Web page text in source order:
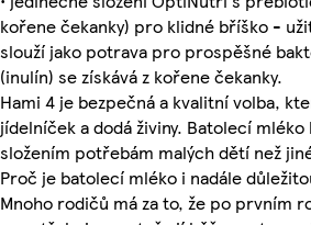
kořene čekanky) pro klidné bříško -
slouží jako potrava pro prospěšné
(inulín) se získává z kořene čekanky.
Hami 4 je bezpečná a kvalitní volba,
jídelníček a dodá živiny. Batolecí
složením potřebám malých dětí než
Proč je batolecí mléko i nadále
Mnoho rodičů má za to, že po prvním